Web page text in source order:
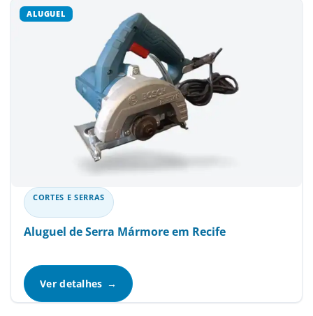
CORTES E SERRAS
Aluguel de Serra Mármore em Recife
Ver detalhes